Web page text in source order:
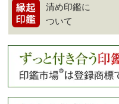
清め印鑑に
ついて